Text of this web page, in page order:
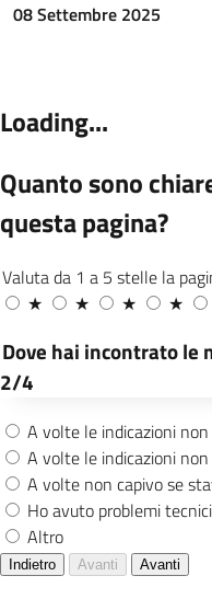
08 Settembre 2025